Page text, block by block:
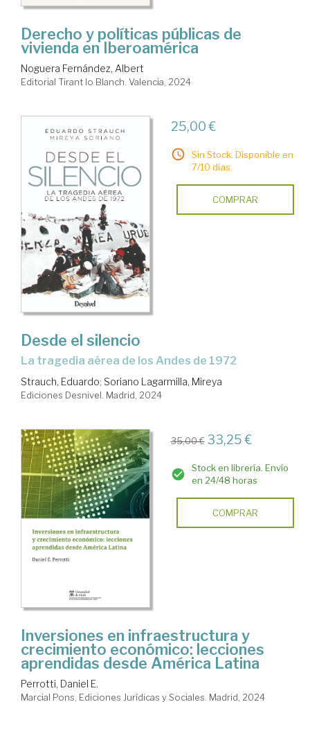
Derecho y políticas públicas de
vivienda en Iberoamérica
Noguera Fernández, Albert
Editorial Tirant lo Blanch. Valencia, 2024
25,00 €
Sin Stock. Disponible en
7/10 días.
COMPRAR
Desde el silencio
La tragedia aérea de los Andes de 1972
Strauch, Eduardo; Soriano Lagarmilla, Mireya
Ediciones Desnivel. Madrid, 2024
35,00 € 33,25 €
Stock en librería. Envío
en 24/48 horas
COMPRAR
Inversiones en infraestructura y
crecimiento económico: lecciones
aprendidas desde América Latina
Perrotti, Daniel E.
Marcial Pons, Ediciones Jurídicas y Sociales. Madrid, 2024